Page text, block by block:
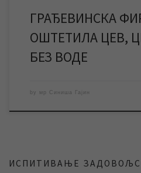
ГРАЂЕВИНСКА
ОШТЕТИЛА ЦЕВ,
БЕЗ ВОДЕ
by мр Синиша Гајин
ИСПИТИВАЊЕ